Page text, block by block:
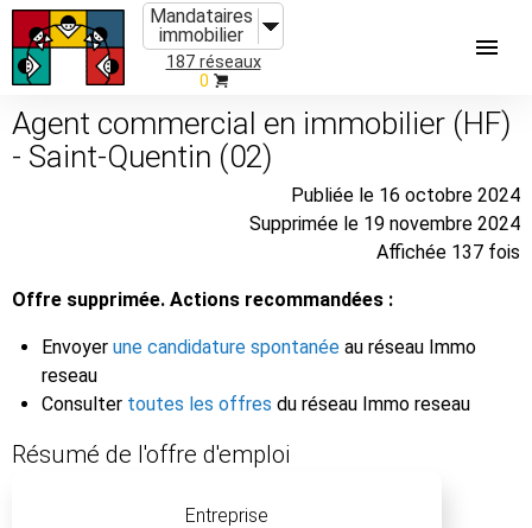
Mandataires
immobilier
187 réseaux
0
Agent commercial en immobilier (HF)
- Saint-Quentin (02)
Publiée le 16 octobre 2024
Supprimée le 19 novembre 2024
Affichée 137 fois
Offre supprimée. Actions recommandées :
Envoyer une candidature spontanée au réseau Immo
reseau
Consulter toutes les offres du réseau Immo reseau
Résumé de l'offre d'emploi
Entreprise